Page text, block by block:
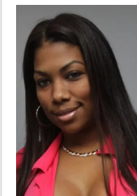
DEPORTES
MUNDO
INSÓLITAS
MULTIMEDIA